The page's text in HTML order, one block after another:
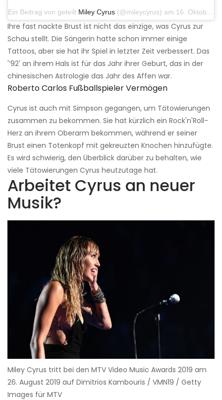
Ein Beitrag von geteilt Miley Cyrus (@mileycyrus) am 16. Oktober 2019 um 19:04 Uhr PDT
Ihre fast nackte Brust ist nicht das einzige, was Cyrus zur
Schau stellt. Die Sängerin hatte schon immer einige
Tattoos, aber sie hat ihr Spiel in letzter Zeit verbessert. Das
'’92' an ihrem Hals ist für das Jahr ihrer Geburt, das in der
chinesischen Astrologie das Jahr des Affen war.
Roberto Carlos Fußballspieler Vermögen
Cyrus ist auch mit Simpson gegangen, um Tätowierungen
zusammen zu bekommen. Sie hat kürzlich ein Rock'n'Roll-
Herz an ihrem Oberarm bekommen, während er seiner
Brust einen Totenkopf mit gekreuzten Knochen hinzufügte.
Es wird schwierig, den Überblick darüber zu behalten, wie
viele Tätowierungen Cyrus heutzutage hat.
Arbeitet Cyrus an neuer
Musik?
Miley Cyrus tritt bei den MTV Video Music Awards 2019 am
26. August 2019 auf Dimitrios Kambouris / VMN19 / Getty
Images für MTV